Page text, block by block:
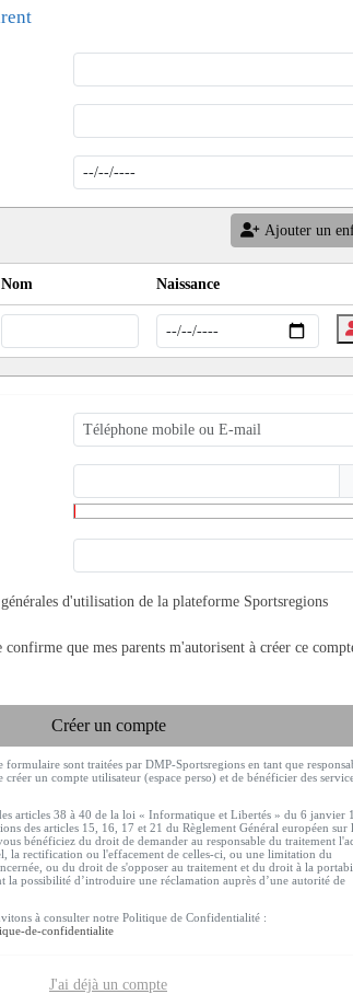
Ajouter un
Nom Naissance
d'utilisation de la plateforme Sportsregions
que mes parents m'autorisent à créer ce
Créer un compte
sont traitées par DMP-Sportsregions en tant que
un compte utilisateur (espace perso) et de bénéficier des
articles 38 à 40 de la loi « Informatique et Libertés » du 6 janvier
des articles 15, 16, 17 et 21 du Règlement Général européen sur
bénéficiez du droit de demander au responsable du traitement
la rectification ou l'effacement de celles-ci, ou une limitation du
ou du droit de s'opposer au traitement et du droit à la
la possibilité d’introduire une réclamation auprès d’une autorité de
à consulter notre Politique de Confidentialité :
de-confidentialite
J'ai déjà un compte